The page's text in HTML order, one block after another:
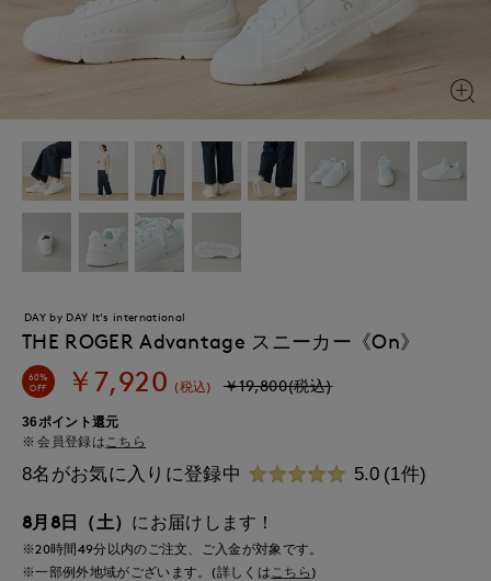
DAY by DAY It's international
THE ROGER Advantage スニーカー《On》
60%
OFF ￥7,920 (税込) ￥19,800(税込)
36ポイント還元
会員登録はこちら
8名がお気に入りに登録中 5.0 (1件)
8月8日（土） にお届けします！
※20時間49分以内のご注文、ご入金が対象です。
※一部例外地域がございます。(詳しくは こちら )